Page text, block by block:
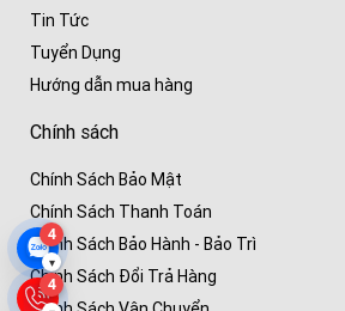
4
▾
4
Tin Tức
Tuyển Dụng
Hướng dẫn mua hàng
Chính sách
Chính Sách Bảo Mật
Chính Sách Thanh Toán
Chính Sách Bảo Hành - Bảo Trì
Chính Sách Đổi Trả Hàng